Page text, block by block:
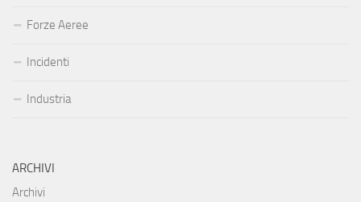
Forze Aeree
Incidenti
Industria
ARCHIVI
Archivi